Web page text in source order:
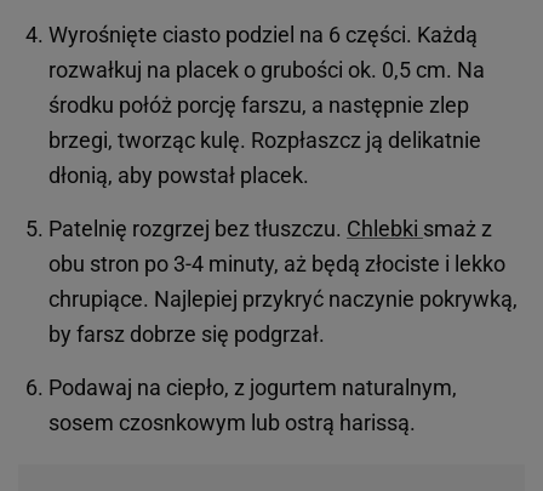
Wyrośnięte ciasto podziel na 6 części. Każdą
rozwałkuj na placek o grubości ok. 0,5 cm. Na
środku połóż porcję farszu, a następnie zlep
brzegi, tworząc kulę. Rozpłaszcz ją delikatnie
dłonią, aby powstał placek.
Patelnię rozgrzej bez tłuszczu. Chlebki smaż z
obu stron po 3-4 minuty, aż będą złociste i lekko
chrupiące. Najlepiej przykryć naczynie pokrywką,
by farsz dobrze się podgrzał.
Podawaj na ciepło, z jogurtem naturalnym,
sosem czosnkowym lub ostrą harissą.